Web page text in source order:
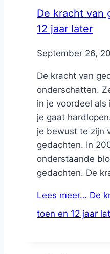
De kracht van
12 jaar later
ByNicole
September 26,
De kracht van
onderschatten.
in je voordeel als
je gaat
je bewust te zijn
gedachten. In
onderstaande
gedachten. De
Lees meer… De
toen en 12 jaar